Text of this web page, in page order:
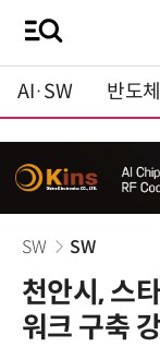
AI·SW 반도체
SW SW
천안시, 스
워크 구축